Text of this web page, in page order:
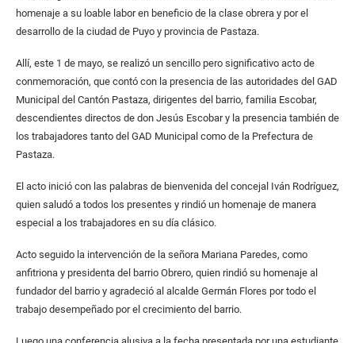
homenaje a su loable labor en beneficio de la clase obrera y por el
desarrollo de la ciudad de Puyo y provincia de Pastaza.
Allí, este 1 de mayo, se realizó un sencillo pero significativo acto de
conmemoración, que contó con la presencia de las autoridades del GAD
Municipal del Cantón Pastaza, dirigentes del barrio, familia Escobar,
descendientes directos de don Jesús Escobar y la presencia también de
los trabajadores tanto del GAD Municipal como de la Prefectura de
Pastaza.
El acto inició con las palabras de bienvenida del concejal Iván Rodríguez,
quien saludó a todos los presentes y rindió un homenaje de manera
especial a los trabajadores en su día clásico.
Acto seguido la intervención de la señora Mariana Paredes, como
anfitriona y presidenta del barrio Obrero, quien rindió su homenaje al
fundador del barrio y agradeció al alcalde Germán Flores por todo el
trabajo desempeñado por el crecimiento del barrio.